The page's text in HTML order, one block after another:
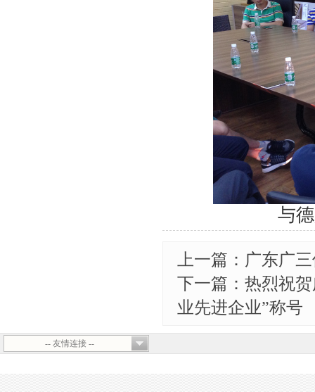
与
上一篇：广东广
下一篇：热烈祝
业先进企业”称号
-- 友情连接 --